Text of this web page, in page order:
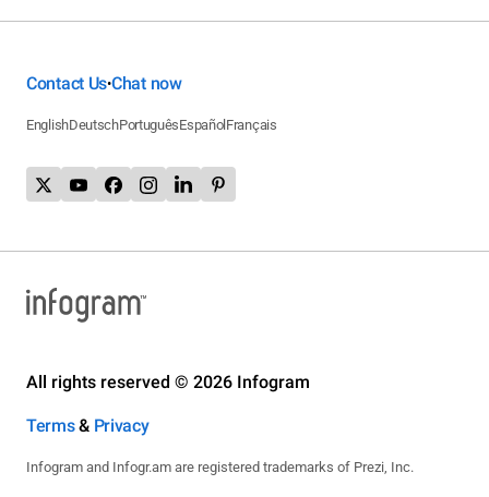
Contact Us•Chat now
EnglishDeutschPortuguêsEspañol Français
All rights reserved © 2026 Infogram
Terms& Privacy
Infogram and Infogr.am are registered trademarks of Prezi, Inc.